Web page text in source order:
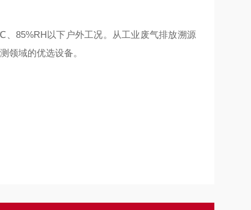
85%RH以下户外工况。从工业废气排放溯源
领域的优选设备。